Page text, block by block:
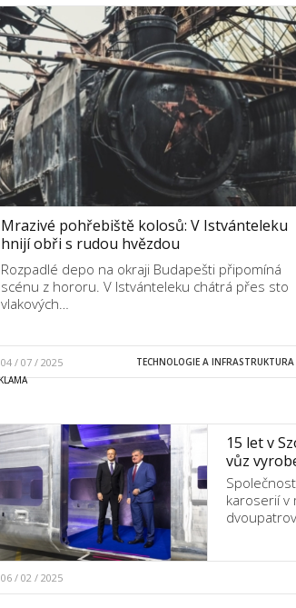
Mrazivé pohřebiště kolosů: V Istvánteleku
hnijí obři s rudou hvězdou
Rozpadlé depo na okraji Budapešti připomíná
scénu z hororu. V Istvánteleku chátrá přes sto
vlakových…
04 / 07 / 2025 TECHNOLOGIE A INFRASTRUKTURA
15 let v
vůz
karoserií v
06 / 02 / 2025